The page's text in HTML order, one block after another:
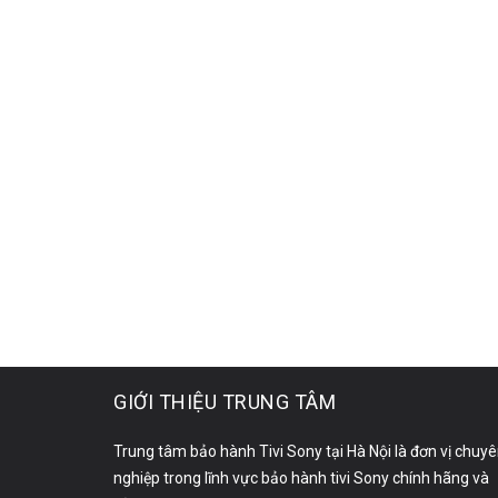
GIỚI THIỆU TRUNG TÂM
Trung tâm bảo hành Tivi Sony tại Hà Nội là đơn vị
nghiệp trong lĩnh vực bảo hành tivi Sony chính hãng và